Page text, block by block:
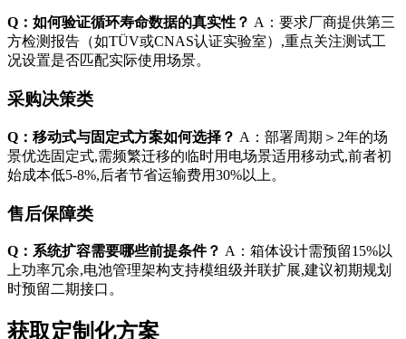
Q：如何验证循环寿命数据的真实性？ A：要求厂商提供第三
方检测报告（如TÜV或CNAS认证实验室）,重点关注测试工
况设置是否匹配实际使用场景。
采购决策类
Q：移动式与固定式方案如何选择？ A：部署周期＞2年的场
景优选固定式,需频繁迁移的临时用电场景适用移动式,前者初
始成本低5-8%,后者节省运输费用30%以上。
售后保障类
Q：系统扩容需要哪些前提条件？ A：箱体设计需预留15%以
上功率冗余,电池管理架构支持模组级并联扩展,建议初期规划
时预留二期接口。
获取定制化方案